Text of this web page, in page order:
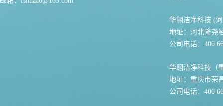
华翱洁净科技 (
地址：河北隆尧
公司电话：400
华翱洁净科技（
地址：重庆市荣
公司电话：400